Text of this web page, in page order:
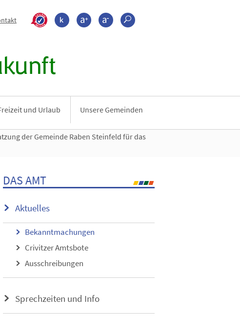
>???leichte_sprache???
KontrastSchrift größerSchrift kleiner
Suche
und Urlaub Unsere Gemeinden
der Gemeinde Raben Steinfeld für das
DAS AMT
Aktuelles
Bekanntmachungen
Crivitzer Amtsbote
Ausschreibungen
Sprechzeiten und Info